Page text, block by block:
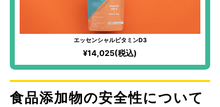
エッセンシャルビタミンD3
¥14,025(税込)
食品添加物の安全性について